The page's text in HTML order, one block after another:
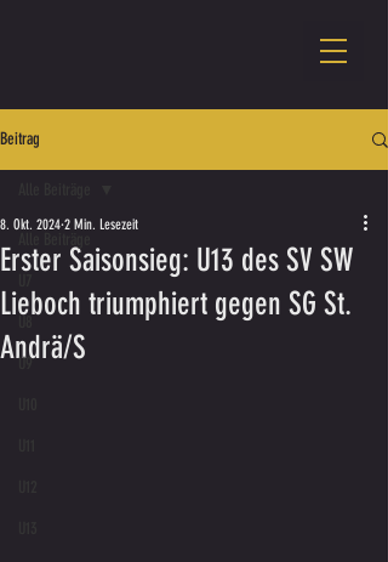
Beitrag
U8
U9
Erster Saisonsieg: U13 des SV SW
Lieboch triumphiert gegen SG St.
Andrä/S
8. Okt. 2024 2 Min. Lesezeit